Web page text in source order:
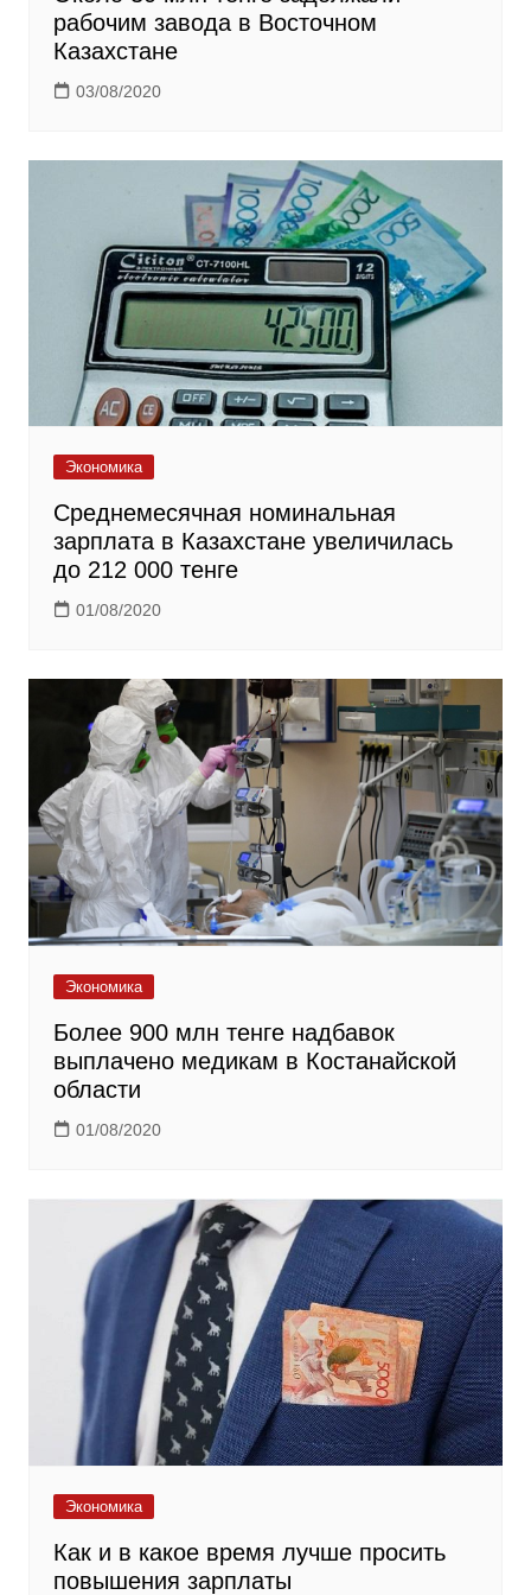
рабочим завода в Восточном
Казахстане
03/08/2020
Экономика
Среднемесячная номинальная
зарплата в Казахстане увеличилась
до 212 000 тенге
01/08/2020
Экономика
Более 900 млн тенге надбавок
выплачено медикам в Костанайской
области
01/08/2020
Экономика
Как и в какое время лучше просить
повышения зарплаты